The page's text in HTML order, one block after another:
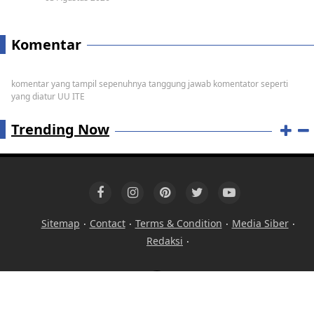
Komentar
komentar yang tampil sepenuhnya tanggung jawab komentator seperti
yang diatur UU ITE
Trending Now
Sitemap Contact Terms & Condition
Media Siber
Redaksi